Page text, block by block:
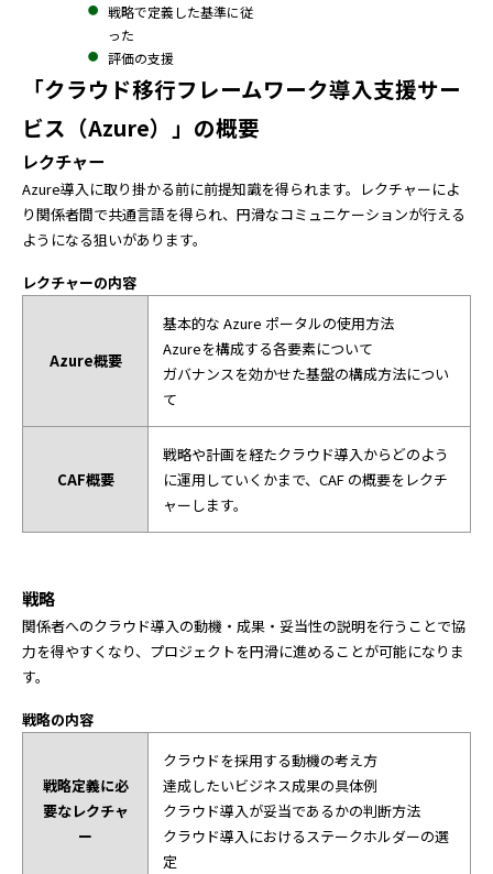
戦略で定義した基準に従
った
評価の支援
「クラウド移行フレームワーク導入支援サー
ビス（Azure）」の概要
レクチャー
Azure導入に取り掛かる前に前提知識を得られます。レクチャーによ
り関係者間で共通言語を得られ、円滑なコミュニケーションが行える
ようになる狙いがあります。
レクチャーの内容
Azure概要
基本的な Azure ポータルの使用方法
Azureを構成する各要素について
ガバナンスを効かせた基盤の構成方法につい
て
CAF概要
戦略や計画を経たクラウド導入からどのよう
に運用していくかまで、CAF の概要をレクチ
ャーします。
戦略
関係者へのクラウド導入の動機・成果・妥当性の説明を行うことで協
力を得やすくなり、プロジェクトを円滑に進めることが可能になりま
す。
戦略の内容
戦略定義に必
要なレクチャ
ー
クラウドを採用する動機の考え方
達成したいビジネス成果の具体例
クラウド導入が妥当であるかの判断方法
クラウド導入におけるステークホルダーの選
定